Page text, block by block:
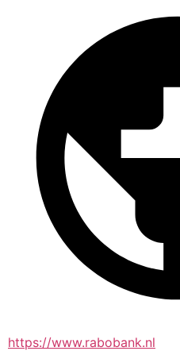
https://www.rabobank.nl